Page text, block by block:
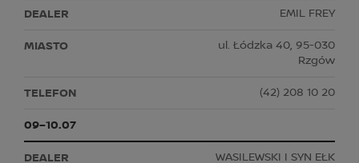
EMIL FREY
ul. Łódzka 40, 95-030
Rzgów
(42) 208 10 20
09–10.07
WASILEWSKI I SYN EŁK